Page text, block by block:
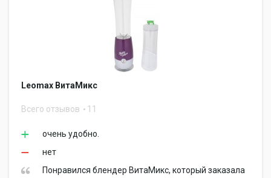
Leomax ВитаМикс
Всего отзывов 11
очень удобно.
нет
Понравился блендер ВитаМикс, который заказала